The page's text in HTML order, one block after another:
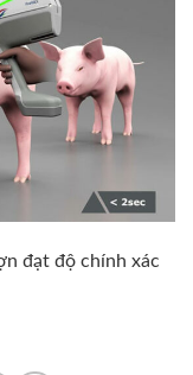
đạt độ chính xác